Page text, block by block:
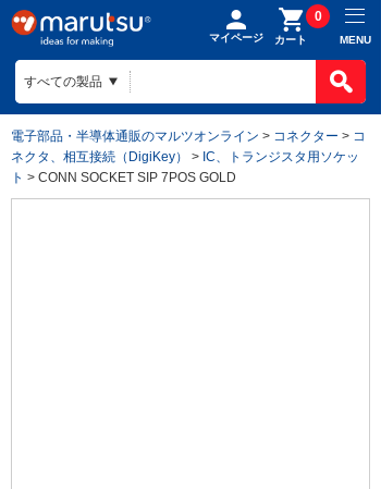
マイページ カート
0
MENU
電子部品・半導体通販のマルツオンライン > コネクター > コ
ネクタ、相互接続（DigiKey）
> IC、トランジスタ用ソケッ
ト > CONN SOCKET SIP 7POS GOLD